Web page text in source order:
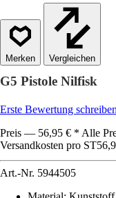
Vergleichen
G5 Pistole Nilfisk
Erste Bewertung schreiben
Preis — 56,95 € * Alle
Versandkosten pro ST
Art.-Nr. 5944505